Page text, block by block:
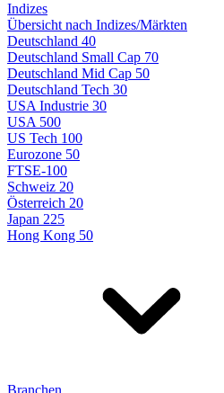
Indizes
Übersicht nach Indizes/Märkten
Deutschland 40
Deutschland Small Cap 70
Deutschland Mid Cap 50
Deutschland Tech 30
USA Industrie 30
USA 500
US Tech 100
Eurozone 50
FTSE-100
Schweiz 20
Österreich 20
Japan 225
Hong Kong 50
Branchen